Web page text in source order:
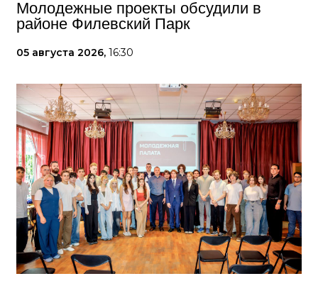
Молодежные проекты обсудили в
районе Филевский Парк
05 августа 2026, 16:30